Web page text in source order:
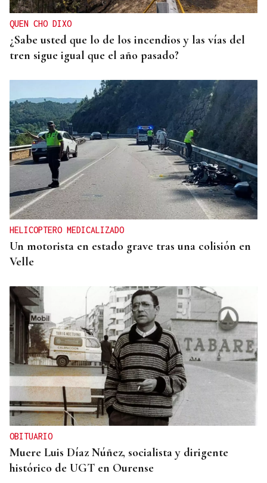
QUEN CHO DIXO
¿Sabe usted que lo de los incendios y las vías del
tren sigue igual que el año pasado?
HELICOPTERO MEDICALIZADO
Un motorista en estado grave tras una colisión en
Velle
OBITUARIO
Muere Luis Díaz Núñez, socialista y dirigente
histórico de UGT en Ourense